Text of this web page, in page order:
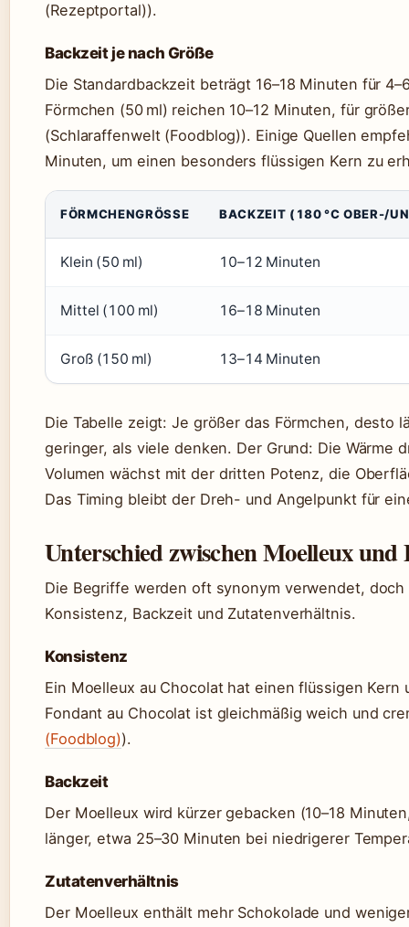
(Rezeptportal)).
Backzeit je nach Größe
Die Standardbackzeit beträgt 16–18 Minuten für
Förmchen (50 ml) reichen 10–12 Minuten, für
(Schlaraffenwelt (Foodblog)). Einige Quellen
Minuten, um einen besonders flüssigen Kern zu
FÖRMCHENGRÖSSE BACKZEIT (180 °C OBER-/
Klein (50 ml) 10–12 Minuten
Mittel (100 ml) 16–18 Minuten
Groß (150 ml) 13–14 Minuten
Die Tabelle zeigt: Je größer das Förmchen, desto
geringer, als viele denken. Der Grund: Die Wärme
Volumen wächst mit der dritten Potenz, die
Das Timing bleibt der Dreh- und Angelpunkt für
Unterschied zwischen Moelleux und
Die Begriffe werden oft synonym verwendet,
Konsistenz, Backzeit und Zutatenverhältnis.
Konsistenz
Ein Moelleux au Chocolat hat einen flüssigen
Fondant au Chocolat ist gleichmäßig weich und
(Foodblog)).
Backzeit
Der Moelleux wird kürzer gebacken (10–18
länger, etwa 25–30 Minuten bei niedrigerer
Zutatenverhältnis
Der Moelleux enthält mehr Schokolade und